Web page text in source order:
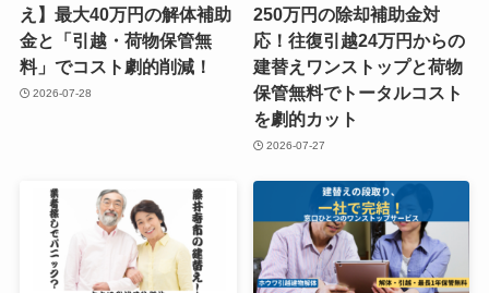
え】最大40万円の解体補助
金と「引越・荷物保管無
料」でコスト劇的削減！
2026-07-28
250万円の除却補助金対
応！往復引越24万円からの
建替えワンストップと荷物
保管無料でトータルコスト
を劇的カット
2026-07-27